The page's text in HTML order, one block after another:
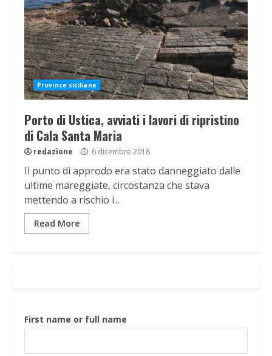
Province siciliane
Porto di Ustica, avviati i lavori di ripristino
di Cala Santa Maria
redazione 6 dicembre 2018
Il punto di approdo era stato danneggiato dalle
ultime mareggiate, circostanza che stava
mettendo a rischio i...
Read More
First name or full name